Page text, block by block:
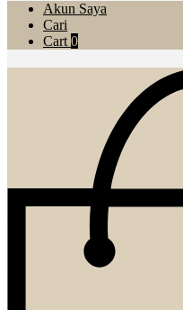
Akun Saya
Cari
Cart 0